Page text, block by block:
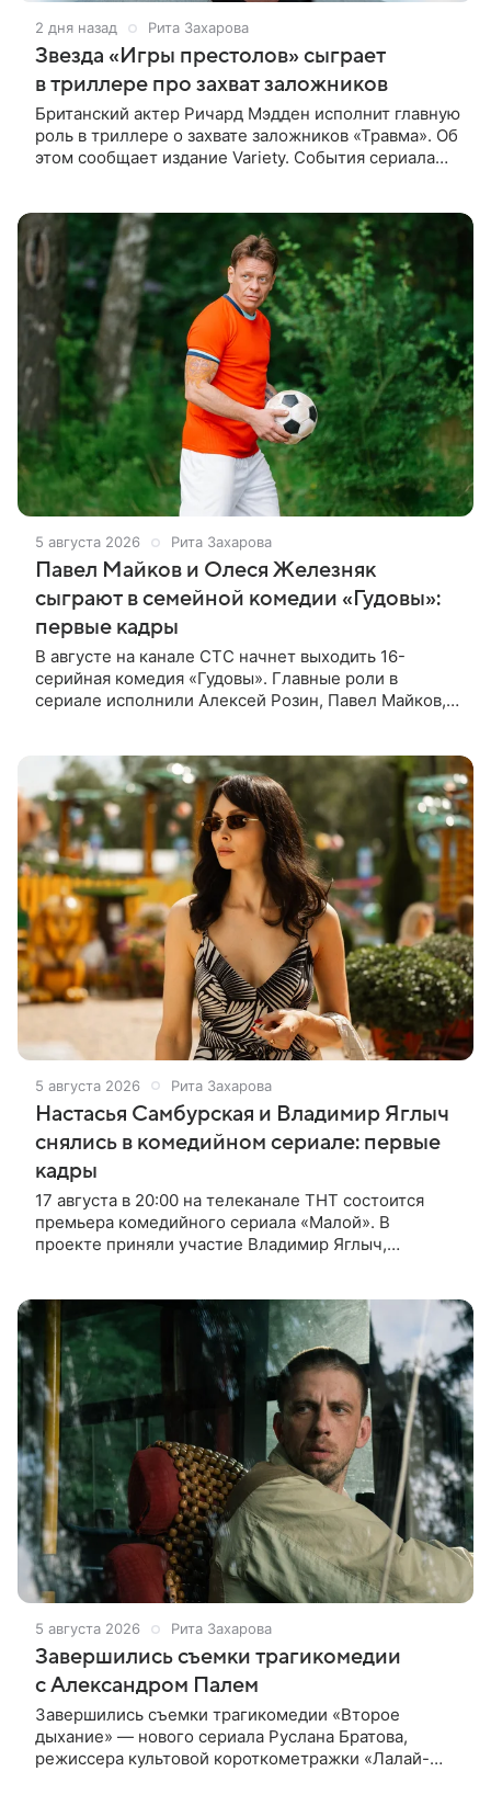
2 дня назад Рита Захарова
Звезда «Игры престолов» сыграет
в триллере про захват заложников
Британский актер Ричард Мэдден исполнит главную
роль в триллере о захвате заложников «Травма». Об
этом сообщает издание Variety. События сериала
5 августа 2026 Рита Захарова
Павел Майков и Олеся Железняк
сыграют в семейной комедии «Гудовы»:
первые кадры
В августе на канале СТС начнет выходить 16-
серийная комедия «Гудовы». Главные роли в
сериале исполнили Алексей Розин, Павел Майков,
5 августа 2026 Рита Захарова
Настасья Самбурская и Владимир Яглыч
снялись в комедийном сериале: первые
кадры
17 августа в 20:00 на телеканале ТНТ состоится
премьера комедийного сериала «Малой». В
проекте приняли участие Владимир Яглыч,
5 августа 2026 Рита Захарова
Завершились съемки трагикомедии
с Александром Палем
Завершились съемки трагикомедии «Второе
дыхание» — нового сериала Руслана Братова,
режиссера культовой короткометражки «Лалай-